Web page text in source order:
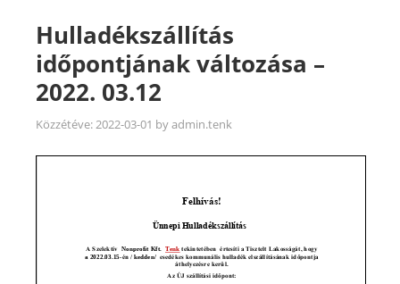
Hulladékszállítás
időpontjának változása –
2022. 03.12
Közzétéve:2022-03-01 byadmin.tenk